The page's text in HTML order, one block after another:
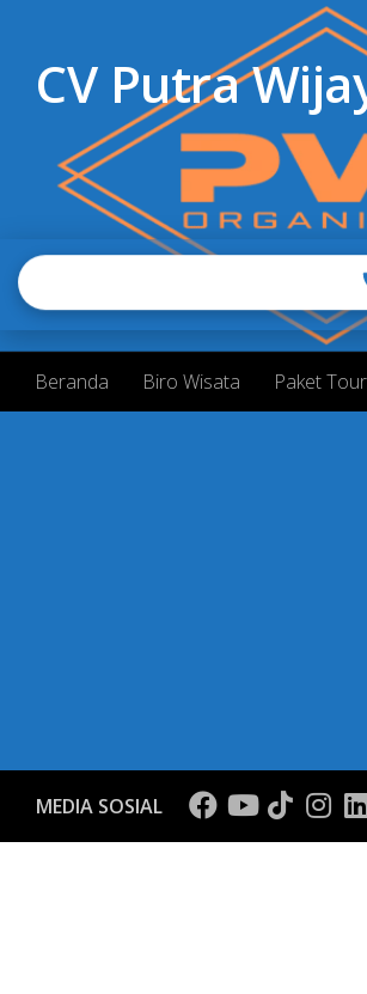
CV Putra
Beranda Biro Wisata Paket Tour
MEDIA SOSIAL